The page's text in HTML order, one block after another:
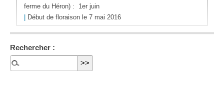
ferme du Héron): 1er juin
Début de floraison le 7 mai 2016
Rechercher :